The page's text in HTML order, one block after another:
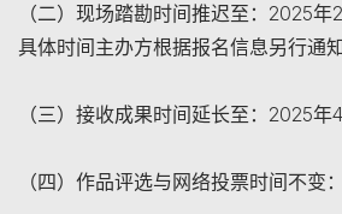
（二）现场踏勘时间推迟至：2025年
具体时间主办方根据报名信息另行通知
（三）接收成果时间延长至：2025年
（四）作品评选与网络投票时间不变